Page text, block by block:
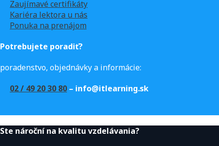
Zaujímavé certifikáty
Kariéra lektora u nás
Ponuka na prenájom
Potrebujete poradiť?
poradenstvo, objednávky a informácie:
02 / 49 20 30 80 – info@itlearning.sk
Ste nároční na kvalitu vzdelávania?